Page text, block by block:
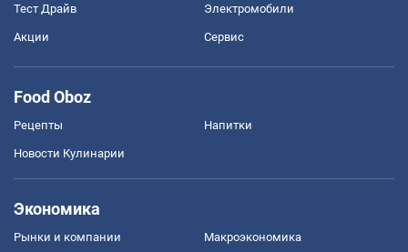
Тест Драйв Электромобили
Акции Сервис
Food Oboz
Рецепты Напитки
Новости Кулинарии
Экономика
Рынки и компании Mакроэкономика